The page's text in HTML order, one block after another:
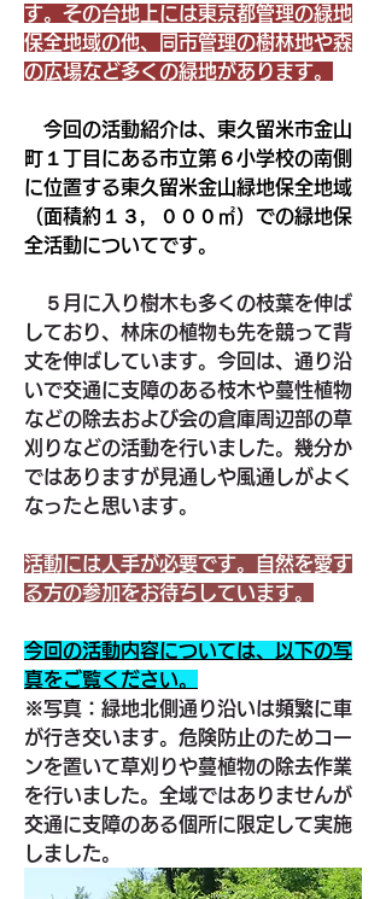
す。その台地上には東京都管理の緑地
保全地域の他、同市管理の樹林地や森
の広場など多くの緑地があります。
今回の活動紹介は、東久留米市金山
町１丁目にある市立第６小学校の南側
に位置する東久留米金山緑地保全地域
（面積約１３，０００㎡）での緑地保
全活動についてです。
５月に入り樹木も多くの枝葉を伸ば
しており、林床の植物も先を競って背
丈を伸ばしています。今回は、通り沿
いで交通に支障のある枝木や蔓性植物
などの除去および会の倉庫周辺部の草
刈りなどの活動を行いました。幾分か
ではありますが見通しや風通しがよく
なったと思います。
活動には人手が必要です。自然を愛す
る方の参加をお待ちしています。
今回の活動内容については、以下の写
真をご覧ください。
※写真：緑地北側通り沿いは頻繁に車
が行き交います。危険防止のためコー
ンを置いて草刈りや蔓植物の除去作業
を行いました。全域ではありませんが
交通に支障のある個所に限定して実施
しました。